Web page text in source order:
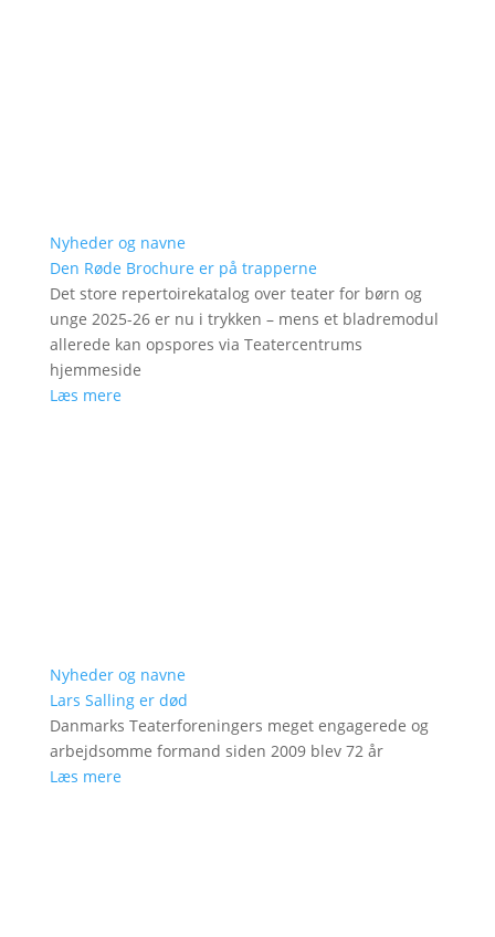
Nyheder og navne
Den Røde Brochure er på trapperne
Det store repertoirekatalog over teater for børn og
unge 2025-26 er nu i trykken – mens et bladremodul
allerede kan opspores via Teatercentrums
hjemmeside
Læs mere
Nyheder og navne
Lars Salling er død
Danmarks Teaterforeningers meget engagerede og
arbejdsomme formand siden 2009 blev 72 år
Læs mere